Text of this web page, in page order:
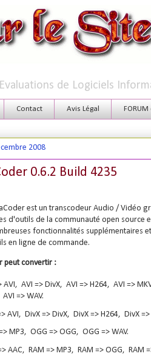
de Logiciels
Contact Avis Légal FORUM
2008
0.6.2 Build 4235
est un transcodeur Audio / Vidéo
d'outils de la communauté open
fonctionnalités supplémentaires
en ligne de commande.
peut convertir :
AVI, AVI => DivX, AVI => H264, AVI =>
=> WAV.
AVI, DivX => DivX, DivX => H264, DivX
MP3, OGG => OGG, OGG => WAV.
AAC, RAM => MP3, RAM => OGG, RAM